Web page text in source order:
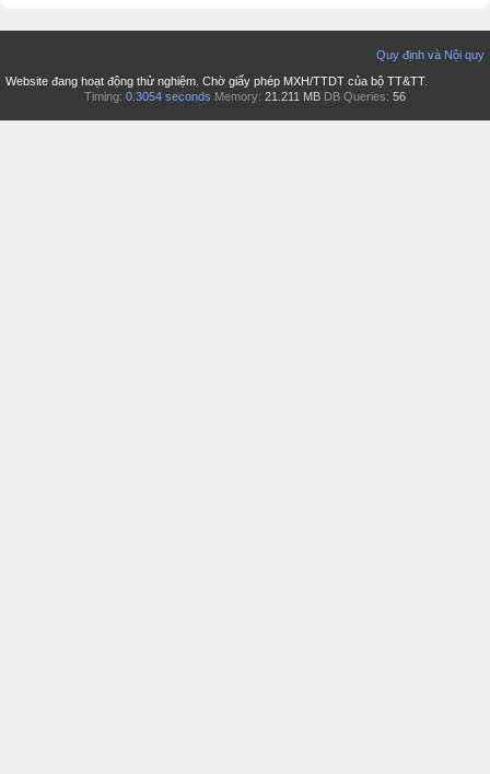
Quy định và Nội quy
Website đang hoạt động thử nghiệm. Chờ giấy phép MXH/TTDT của bộ TT&TT.
Timing: 0.3054 seconds Memory: 21.211 MB DB Queries: 56